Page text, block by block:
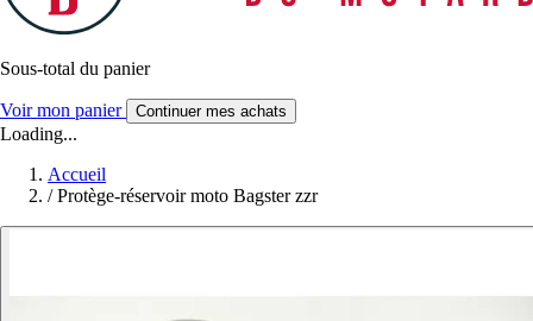
Sous-total du panier
Voir mon panier Continuer mes achats
Loading...
Accueil
/ Protège-réservoir moto Bagster zzr